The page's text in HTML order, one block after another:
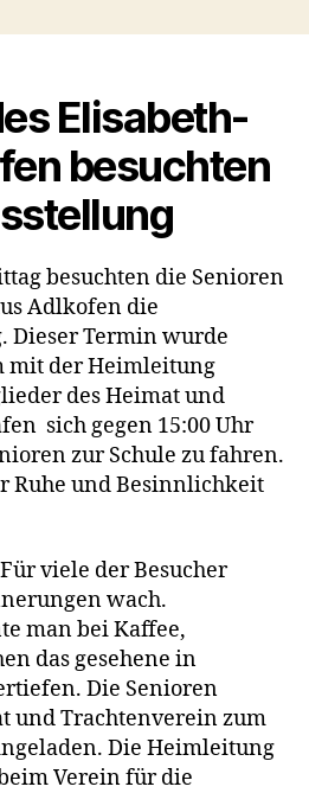
Elisabeth-
besuchten
besuchten die Senioren
Adlkofen die
Dieser Termin wurde
mit der Heimleitung
des Heimat und
sich gegen 15:00 Uhr
zur Schule zu fahren.
Ruhe und Besinnlichkeit
viele der Besucher
wach.
man bei Kaffee,
das gesehene in
Die Senioren
und Trachtenverein zum
Die Heimleitung
Verein für die